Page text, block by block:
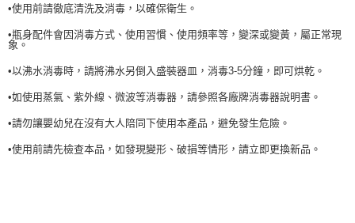
•使用前請徹底清洗及消毒，以確保衛生。
•瓶身配件會因消毒方式、使用習慣、使用頻率等，變深或變黃，屬正常現
象。
•以沸水消毒時，請將沸水另倒入盛裝器皿，消毒3-5分鐘，即可烘乾。
•如使用蒸氣、紫外線、微波等消毒器，請參照各廠牌消毒器說明書。
•請勿讓嬰幼兒在沒有大人陪同下使用本產品，避免發生危險。
•使用前請先檢查本品，如發現變形、破損等情形，請立即更換新品。